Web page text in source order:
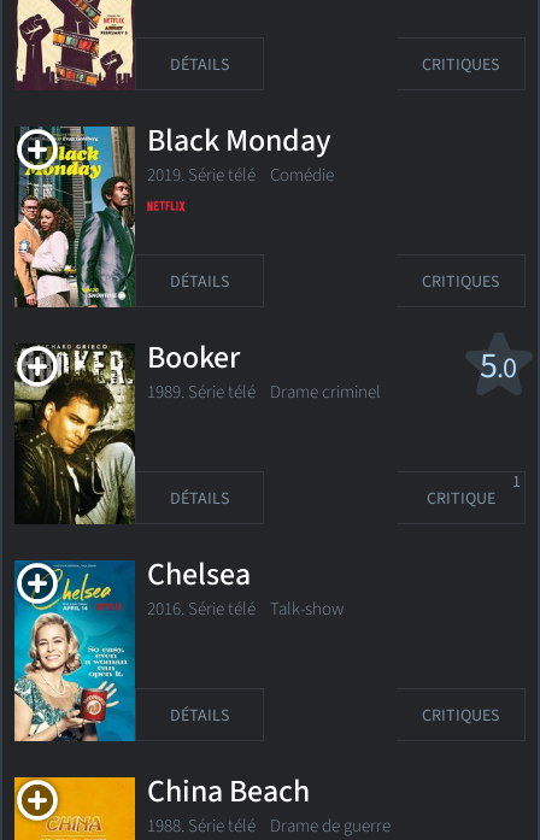
DÉTAILS CRITIQUES
Black Monday
2019. Série télé Comédie
DÉTAILS CRITIQUES
5.0
Booker
1989. Série télé Drame criminel
DÉTAILS CRITIQUE
1
Chelsea
2016. Série télé Talk-show
DÉTAILS CRITIQUES
China Beach
1988. Série télé Drame de guerre